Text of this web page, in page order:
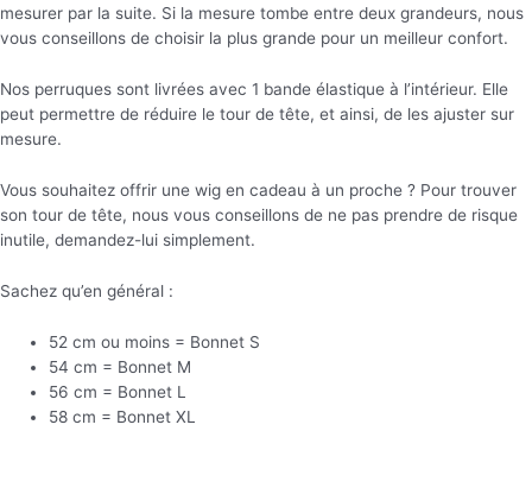
mesurer par la suite. Si la mesure tombe entre deux grandeurs, nous
vous conseillons de choisir la plus grande pour un meilleur confort.
Nos perruques sont livrées avec 1 bande élastique à l’intérieur. Elle
peut permettre de réduire le tour de tête, et ainsi, de les ajuster sur
mesure.
Vous souhaitez offrir une wig en cadeau à un proche ? Pour trouver
son tour de tête, nous vous conseillons de ne pas prendre de risque
inutile, demandez-lui simplement.
Sachez qu’en général :
52 cm ou moins = Bonnet S
54 cm = Bonnet M
56 cm = Bonnet L
58 cm = Bonnet XL